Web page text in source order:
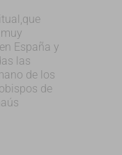
España y
las
de los
de